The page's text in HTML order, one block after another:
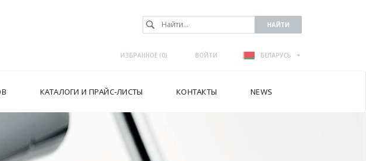
ИЗБРАННОЕ (0) ВОЙТИ БЕЛАРУСЬ
КАТАЛОГИ И ПРАЙС-ЛИСТЫ КОНТАКТЫ NEWS